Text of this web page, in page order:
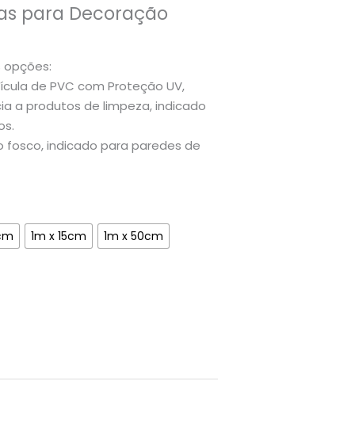
para Decoração
opções:
de PVC com Proteção UV,
a produtos de limpeza, indicado
indicado para paredes de
1m x 15cm 1m x 50cm